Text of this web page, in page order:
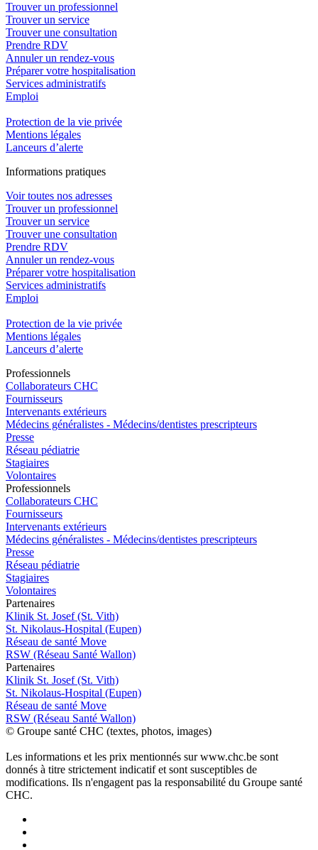
Trouver un professionnel
Trouver un service
Trouver une consultation
Prendre RDV
Annuler un rendez-vous
Préparer votre hospitalisation
Services administratifs
Emploi​
Protection de la vie privée
Mentions légales
Lanceurs d’alerte
Informations pratiques
Voir toutes nos adresses
Trouver un professionnel
Trouver un service
Trouver une consultation
Prendre RDV
Annuler un rendez-vous
Préparer votre hospitalisation
Services administratifs
Emploi​
Protection de la vie privée
Mentions légales
Lanceurs d’alerte
Professionnels
Collaborateurs CHC
Fournisseurs
Intervenants extérieurs
Médecins généralistes - Médecins/dentistes prescripteurs
Presse
Réseau pédiatrie
Stagiaires
Volontaires
Professionnels
Collaborateurs CHC
Fournisseurs
Intervenants extérieurs
Médecins généralistes - Médecins/dentistes prescripteurs
Presse
Réseau pédiatrie
Stagiaires
Volontaires
Partenaires
Klinik St. Josef (St. Vith)
St. Nikolaus-Hospital (Eupen)
Réseau de santé Move
RSW (Réseau Santé Wallon)
Partenaires
Klinik St. Josef (St. Vith)
St. Nikolaus-Hospital (Eupen)
Réseau de santé Move
RSW (Réseau Santé Wallon)
© Groupe santé CHC (textes, photos, images)
Les informations et les prix mentionnés sur www.chc.be sont
donnés à titre strictement indicatif et sont susceptibles de
modifications. Ils n'engagent pas la responsabilité du Groupe santé
CHC.